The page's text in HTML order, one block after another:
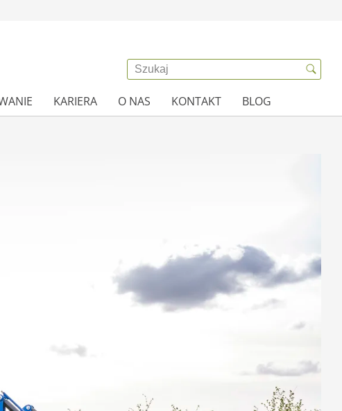
KARIERA O NAS KONTAKT BLOG